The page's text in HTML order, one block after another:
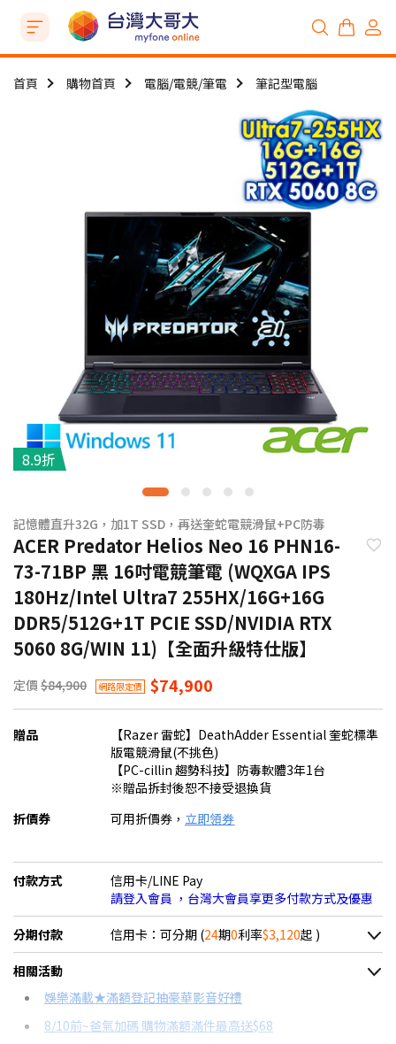
首頁 購物首頁 電腦/電競/筆電 筆記型電腦
8.9折
記憶體直升32G，加1T SSD，再送奎蛇電競滑鼠+PC防毒
ACER Predator Helios Neo 16 PHN16-
73-71BP 黑 16吋電競筆電 (WQXGA IPS
180Hz/Intel Ultra7 255HX/16G+16G
DDR5/512G+1T PCIE SSD/NVIDIA RTX
5060 8G/WIN 11)【全面升級特仕版】
定價 $84,900 網路限定價 $74,900
贈品
【Razer 雷蛇】DeathAdder Essential 奎蛇標準
版電競滑鼠(不挑色)
【PC-cillin 趨勢科技】防毒軟體3年1台
※贈品拆封後恕不接受退換貨
折價券
可用折價券， 立即領券
付款方式
信用卡/LINE Pay
請登入會員 ，台灣大會員享更多付款方式及優惠
分期付款 信用卡：可分期 (24期0利率$3,120起 )
＊實際可分期數、適用利率，請以購物車顯示為主
信用卡分期
分期數 每期金額 配合銀行/業者
相關活動
娛樂滿載★滿額登記抽豪華影音好禮
8/10前~爸氣加碼 購物滿額滿件最高送$68